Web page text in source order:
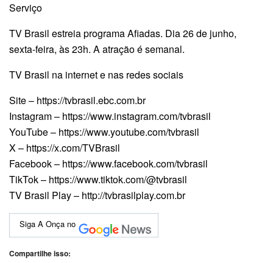
Serviço
TV Brasil estreia programa Afiadas. Dia 26 de junho,
sexta-feira, às 23h. A atração é semanal.
TV Brasil na internet e nas redes sociais
Site – https://tvbrasil.ebc.com.br
Instagram – https://www.instagram.com/tvbrasil
YouTube – https://www.youtube.com/tvbrasil
X – https://x.com/TVBrasil
Facebook – https://www.facebook.com/tvbrasil
TikTok – https://www.tiktok.com/@tvbrasil
TV Brasil Play – http://tvbrasilplay.com.br
Siga A Onça no
Compartilhe isso: